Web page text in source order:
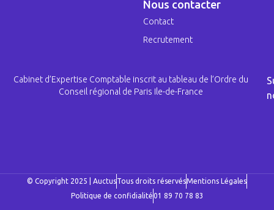
Nous contacter
Contact
Recrutement
Cabinet d’Expertise Comptable inscrit au tableau de l’Ordre du
Conseil régional de Paris Ile-de-France
© Copyright 2025 | AuctusTous droits réservésMentions Légales
Politique de confidialité01 89 70 78 83